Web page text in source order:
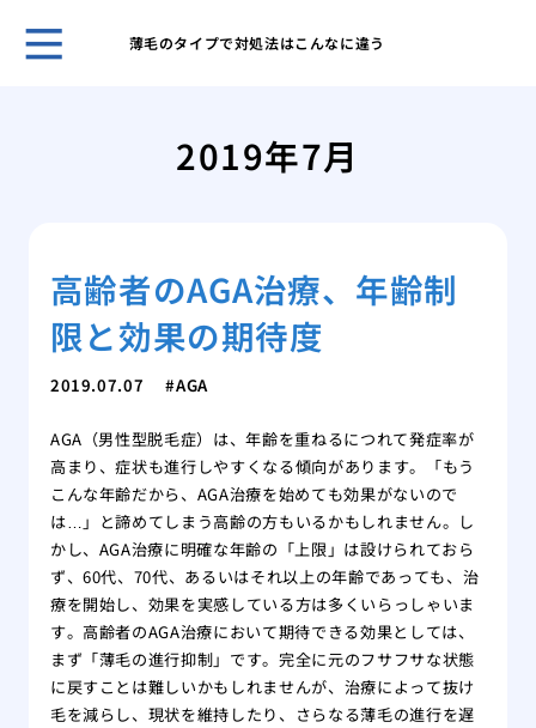
薄毛のタイプで対処法はこんなに違う
2019年7月
高齢者のAGA治療、年齢制
限と効果の期待度
2019.07.07 AGA
AGA（男性型脱毛症）は、年齢を重ねるにつれて発症率が
高まり、症状も進行しやすくなる傾向があります。「もう
こんな年齢だから、AGA治療を始めても効果がないので
は…」と諦めてしまう高齢の方もいるかもしれません。し
かし、AGA治療に明確な年齢の「上限」は設けられておら
ず、60代、70代、あるいはそれ以上の年齢であっても、治
療を開始し、効果を実感している方は多くいらっしゃいま
す。高齢者のAGA治療において期待できる効果としては、
まず「薄毛の進行抑制」です。完全に元のフサフサな状態
に戻すことは難しいかもしれませんが、治療によって抜け
毛を減らし、現状を維持したり、さらなる薄毛の進行を遅